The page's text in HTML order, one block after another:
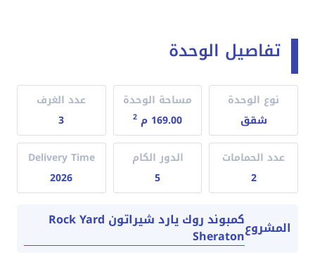
تفاصيل الوحدة
نوع الوحدة
شقق
مساحة الوحدة
169.00 م
2
عدد الغرف
3
عدد الحمامات
2
الدور الكام
5
Delivery Time
2026
المشروع كمبوند روك يارد شيراتون Rock Yard
Sheraton